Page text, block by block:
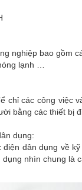
nghiệp bao gồm
lạnh …
chỉ các công việc
bằng các thiết bị
dụng:
dân dụng về
nhìn chung là